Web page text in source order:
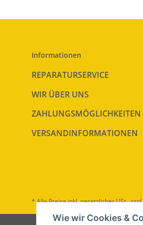
Informationen
REPARATURSERVICE
WIR ÜBER UNS
ZAHLUNGSMÖGLICHKEITEN
VERSANDINFORMATIONEN
* Alle Preise inkl. gesetzlicher USt.,
Wie wir Cookies &